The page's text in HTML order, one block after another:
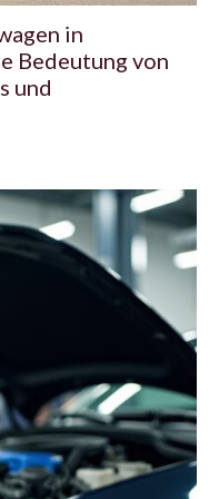
in
Bedeutung von
und